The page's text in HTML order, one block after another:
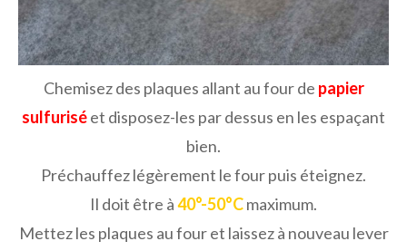
Chemisez des plaques allant au four de papier
sulfuriséet disposez-les par dessus en les espaçant
bien.
Préchauffez légèrement le four puis éteignez.
Il doit être à40°-50°Cmaximum.
Mettez les plaques au four et laissez à nouveau lever